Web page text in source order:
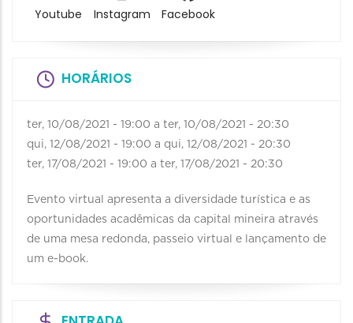
Youtube Instagram Facebook
HORÁRIOS
ter, 10/08/2021 - 19:00 a ter, 10/08/2021 - 20:30
qui, 12/08/2021 - 19:00 a qui, 12/08/2021 - 20:30
ter, 17/08/2021 - 19:00 a ter, 17/08/2021 - 20:30
Evento virtual apresenta a diversidade turística e as
oportunidades acadêmicas da capital mineira através
de uma mesa redonda, passeio virtual e lançamento de
um e-book.